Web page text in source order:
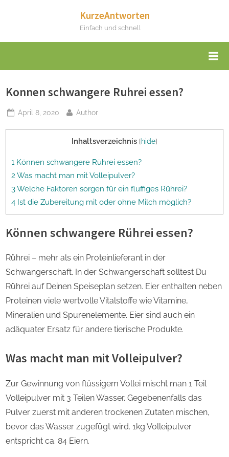
KurzeAntworten
Einfach und schnell
Konnen schwangere Ruhrei essen?
Posted
April 8, 2020 By
Author
Inhaltsverzeichnis [hide]
1 Können schwangere Rührei essen?
2 Was macht man mit Volleipulver?
3 Welche Faktoren sorgen für ein fluffiges Rührei?
4 Ist die Zubereitung mit oder ohne Milch möglich?
Können schwangere Rührei essen?
Rührei – mehr als ein Proteinlieferant in der
Schwangerschaft. In der Schwangerschaft solltest Du
Rührei auf Deinen Speiseplan setzen. Eier enthalten neben
Proteinen viele wertvolle Vitalstoffe wie Vitamine,
Mineralien und Spurenelemente. Eier sind auch ein
adäquater Ersatz für andere tierische Produkte.
Was macht man mit Volleipulver?
Zur Gewinnung von flüssigem Vollei mischt man 1 Teil
Volleipulver mit 3 Teilen Wasser. Gegebenenfalls das
Pulver zuerst mit anderen trockenen Zutaten mischen,
bevor das Wasser zugefügt wird. 1kg Volleipulver
entspricht ca. 84 Eiern.